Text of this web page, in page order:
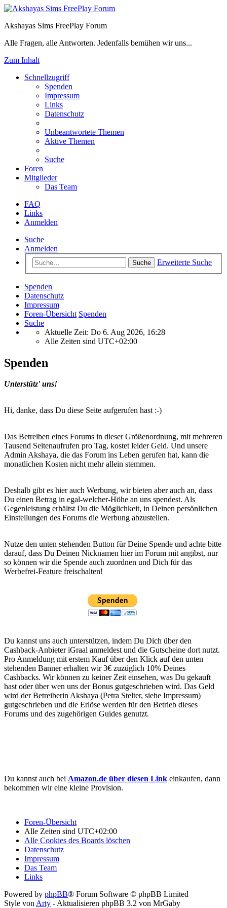
Akshayas Sims FreePlay Forum
Alle Fragen, alle Antworten. Jedenfalls bemühen wir uns...
Zum Inhalt
Schnellzugriff
Spenden
Impressum
Links
Datenschutz
Unbeantwortete Themen
Aktive Themen
Suche
Foren
Mitglieder
Das Team
FAQ
Links
Anmelden
Suche
Anmelden
Suche Erweiterte Suche
Spenden
Datenschutz
Impressum
Foren-Übersicht Spenden
Suche
Aktuelle Zeit: Do 6. Aug 2026, 16:28
Alle Zeiten sind UTC+02:00
Spenden
Unterstütz' uns!
Hi, danke, dass Du diese Seite aufgerufen hast :-)
Das Betreiben eines Forums in dieser Größenordnung, mit mehreren
Tausend Seitenaufrufen pro Tag, kostet leider Geld. Und unsere
Admin Akshaya, die das Forum ins Leben gerufen hat, kann die
monatlichen Kosten nicht mehr allein stemmen.
Deshalb gibt es hier auch Werbung, wir bieten aber auch an, dass
Du einen Betrag in egal-welcher-Höhe an uns spendest. Als
Gegenleistung erhältst Du die Möglichkeit, in Deinen persönlichen
Einstellungen des Forums die Werbung abzustellen.
Nutze den unten stehenden Button für Deine Spende und achte bitte
darauf, dass Du Deinen Nicknamen hier im Forum mit angibst, nur
so können wir die Spende auch zuordnen und Dich für das
Werbefrei-Feature freischalten!
Du kannst uns auch unterstützen, indem Du Dich über den
Cashback-Anbieter iGraal anmeldest und die Gutscheine dort nutzt.
Pro Anmeldung mit erstem Kauf über den Klick auf den unten
stehenden Banner erhalten wir 3€ zuzüglich 10% Deines
Cashbacks. Wir können zu keiner Zeit einsehen, was Du gekauft
hast oder über wen uns der Bonus gutgeschrieben wird. Das Geld
wird der Betreiberin Akshaya (Petra Stelter, siehe Impressum)
gutgeschrieben und die Erlöse werden für den Betrieb dieses
Forums und des zugehörigen Guides genutzt.
Du kannst auch bei Amazon.de über diesen Link einkaufen, dann
bekommen wir eine kleine Provision.
Foren-Übersicht
Alle Zeiten sind UTC+02:00
Alle Cookies des Boards löschen
Datenschutz
Impressum
Das Team
Links
Powered by phpBB® Forum Software © phpBB Limited
Style vonArty - Aktualisieren phpBB 3.2 von MrGaby